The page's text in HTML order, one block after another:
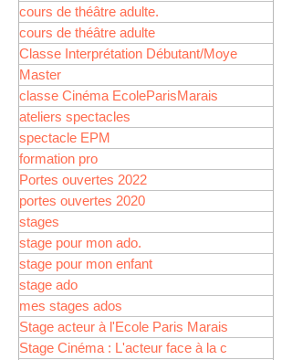
cours de théâtre adulte.
cours de théâtre adulte
Classe Interprétation Débutant/Moye
Master
classe Cinéma EcoleParisMarais
ateliers spectacles
spectacle EPM
formation pro
Portes ouvertes 2022
portes ouvertes 2020
stages
stage pour mon ado.
stage pour mon enfant
stage ado
mes stages ados
Stage acteur à l'Ecole Paris Marais
Stage Cinéma : L'acteur face à la c